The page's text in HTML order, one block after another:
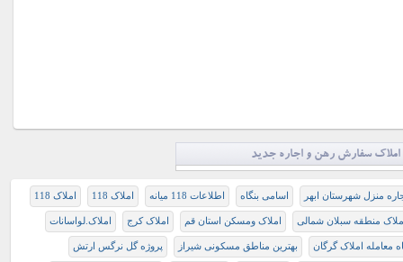
املاک سفارش رهن و اجاره جدید
منزل شهرستان ابهر اسامی بنگاه اطلاعات 118 میانه املاک 118 املاک 118
منطقه سبلان شمالی املاک ومسکن استان قم املاک کرج املاک.لواسانات
معامله املاک گرگان بهترین مناطق مسکونی شیراز پروژه گل نرگس ارتش